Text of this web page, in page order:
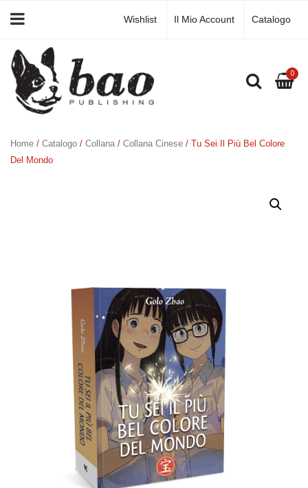
Wishlist Il Mio Account Catalogo
0
Home / Catalogo / Collana / Collana Cinese / Tu Sei Il Più Bel Colore
Del Mondo